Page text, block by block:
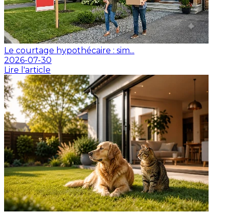
Le courtage hypothécaire : sim...
2026-07-30
Lire l'article